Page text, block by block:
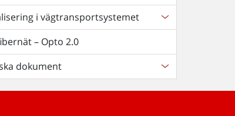
i vägtransportsystemet
– Opto 2.0
dokument